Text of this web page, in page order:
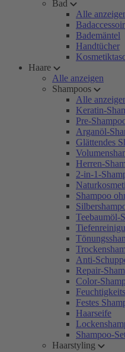
Bad
Alle
Bademäntel
Handtücher
Haare
Alle anzeigen
Shampoos
Alle
Keratin-
Pre-
Arganöl-
Glättendes
Herren-
2-in-1-
Shampoo
Teebaumöl-
Anti-
Repair-
Color-
Festes
Haarseife
Shampoo-
Haarstyling